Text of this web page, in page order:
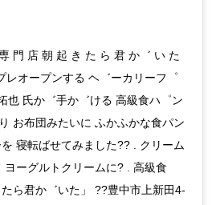
門 店 朝 起 き た ら 君 か゛ い た
レオープンする ヘ゛ーカリーフ゜
也 氏か゛手か゛ける 高級食ハ゜ン
お布団みたいに ふかふかな食パン
寝転ばせてみました?? . クリーム
ヨーグルトクリームに? . 高級食
ら君か゛いた」 ??豊中市上新田4-